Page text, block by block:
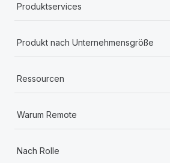
Produktservices
Produkt nach Unternehmensgröße
Ressourcen
Warum Remote
Nach Rolle